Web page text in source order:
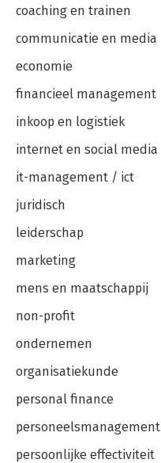
coaching en trainen
communicatie en media
economie
financieel management
inkoop en logistiek
internet en social media
it-management / ict
juridisch
leiderschap
marketing
mens en maatschappij
non-profit
ondernemen
organisatiekunde
personal finance
personeelsmanagement
persoonlijke effectiviteit